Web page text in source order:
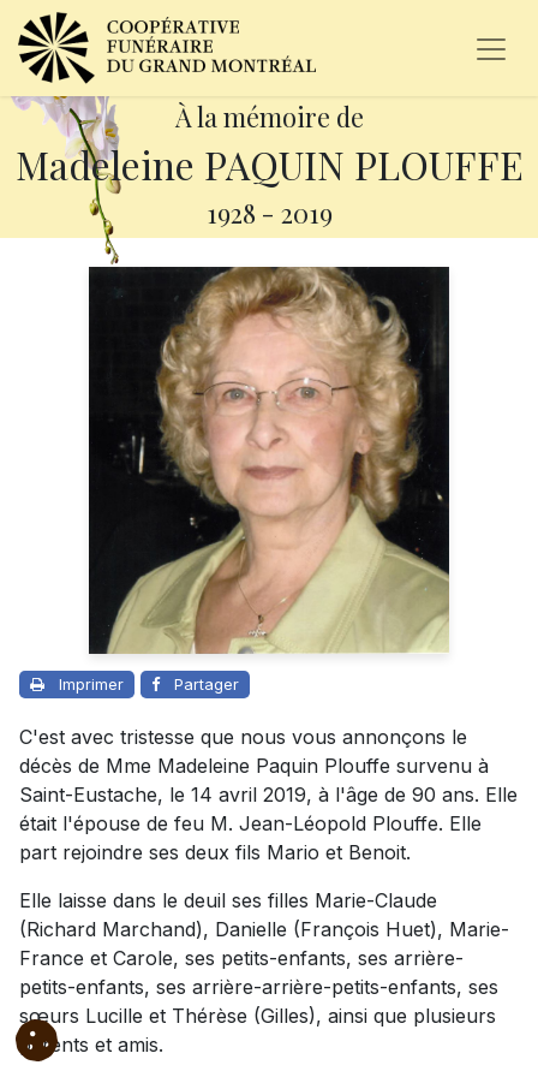
À la mémoire de
Madeleine PAQUIN PLOUFFE
1928 - 2019
Imprimer Partager
C'est avec tristesse que nous vous annonçons le
décès de Mme Madeleine Paquin Plouffe survenu à
Saint-Eustache, le 14 avril 2019, à l'âge de 90 ans. Elle
était l'épouse de feu M. Jean-Léopold Plouffe. Elle
part rejoindre ses deux fils Mario et Benoit.
Elle laisse dans le deuil ses filles Marie-Claude
(Richard Marchand), Danielle (François Huet), Marie-
France et Carole, ses petits-enfants, ses arrière-
petits-enfants, ses arrière-arrière-petits-enfants, ses
sœurs Lucille et Thérèse (Gilles), ainsi que plusieurs
parents et amis.